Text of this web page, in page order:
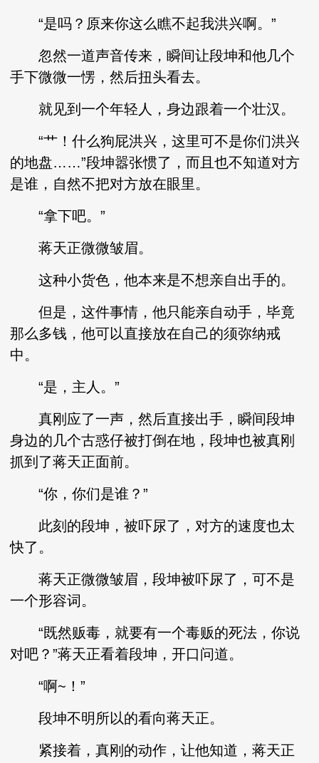
“是吗？原来你这么瞧不起我洪兴啊。”
忽然一道声音传来，瞬间让段坤和他几个
手下微微一愣，然后扭头看去。
就见到一个年轻人，身边跟着一个壮汉。
“艹！什么狗屁洪兴，这里可不是你们洪兴
的地盘……”段坤嚣张惯了，而且也不知道对方
是谁，自然不把对方放在眼里。
“拿下吧。”
蒋天正微微皱眉。
这种小货色，他本来是不想亲自出手的。
但是，这件事情，他只能亲自动手，毕竟
那么多钱，他可以直接放在自己的须弥纳戒
中。
“是，主人。”
真刚应了一声，然后直接出手，瞬间段坤
身边的几个古惑仔被打倒在地，段坤也被真刚
抓到了蒋天正面前。
“你，你们是谁？”
此刻的段坤，被吓尿了，对方的速度也太
快了。
蒋天正微微皱眉，段坤被吓尿了，可不是
一个形容词。
“既然贩毒，就要有一个毒贩的死法，你说
对吧？”蒋天正看着段坤，开口问道。
“啊~！”
段坤不明所以的看向蒋天正。
紧接着，真刚的动作，让他知道，蒋天正